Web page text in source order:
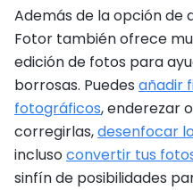
Además de la opción de
Fotor también ofrece
edición de fotos para
borrosas. Puedes añadir
fotográficos, enderezar
corregirlas,desenfocar
inclusoconvertir tus
sinfín de posibilidades